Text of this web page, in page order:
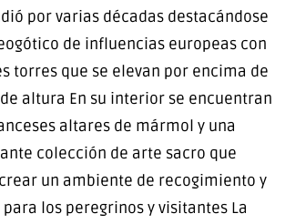
por varias décadas destacándose
de influencias europeas con
torres que se elevan por encima de
altura En su interior se encuentran
altares de mármol y una
colección de arte sacro que
un ambiente de recogimiento y
los peregrinos y visitantes La